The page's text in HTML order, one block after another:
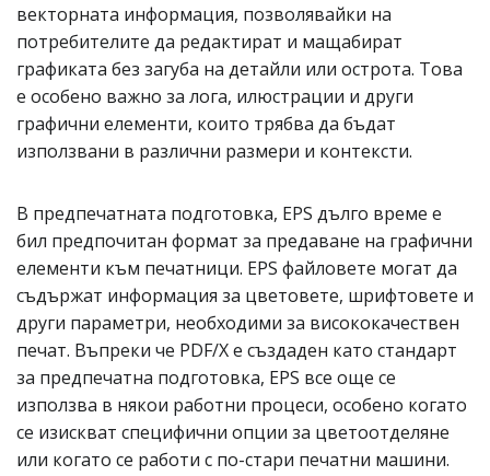
векторната информация, позволявайки на
потребителите да редактират и мащабират
графиката без загуба на детайли или острота. Това
е особено важно за лога, илюстрации и други
графични елементи, които трябва да бъдат
използвани в различни размери и контексти.
В предпечатната подготовка, EPS дълго време е
бил предпочитан формат за предаване на графични
елементи към печатници. EPS файловете могат да
съдържат информация за цветовете, шрифтовете и
други параметри, необходими за висококачествен
печат. Въпреки че PDF/X е създаден като стандарт
за предпечатна подготовка, EPS все още се
използва в някои работни процеси, особено когато
се изискват специфични опции за цветоотделяне
или когато се работи с по-стари печатни машини.